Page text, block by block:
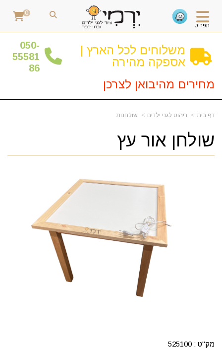
תפריט
0
משלוחים לכל הארץ |
אספקה מהירה
050-
55581
86
מחירים מהיבואן לצרכן
דף בית ריהוט לגני ילדים שולחנות
שולחן אור עץ
מק"ט : 525100